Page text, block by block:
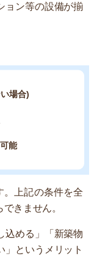
ョン等の設備が揃
場合)
能
。上記の条件を全
きません。
込める」「新築物
」というメリット